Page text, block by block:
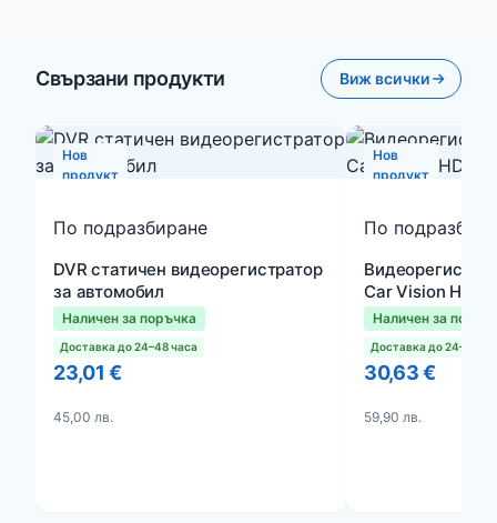
Свързани продукти Виж всички
Нов
продукт
По подразбиране
DVR статичен видеорегистратор
за автомобил
Наличен за поръчка
Доставка до 24–48 часа
23,01 €
45,00 лв.
Нов
продукт
По
Car Vision HD
Наличен за
Доставка до 24–48
30,63 €
59,90 лв.